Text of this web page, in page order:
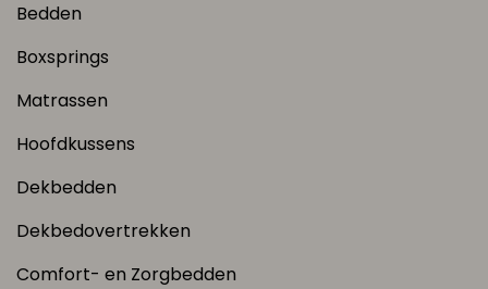
Bedden
Boxsprings
Matrassen
Hoofdkussens
Dekbedden
Dekbedovertrekken
Comfort- en Zorgbedden